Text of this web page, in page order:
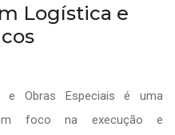
Logística e
e Obras Especiais é uma
foco na execução e